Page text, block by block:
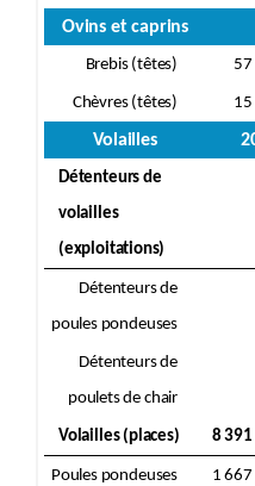
Ovins et caprins
Brebis (têtes) 57
Chèvres (têtes) 15
Volailles
Détenteurs de
volailles
(exploitations)
Détenteurs de
poules pondeuses
Détenteurs de
poulets de chair
Volailles (places) 8
Poules pondeuses 1